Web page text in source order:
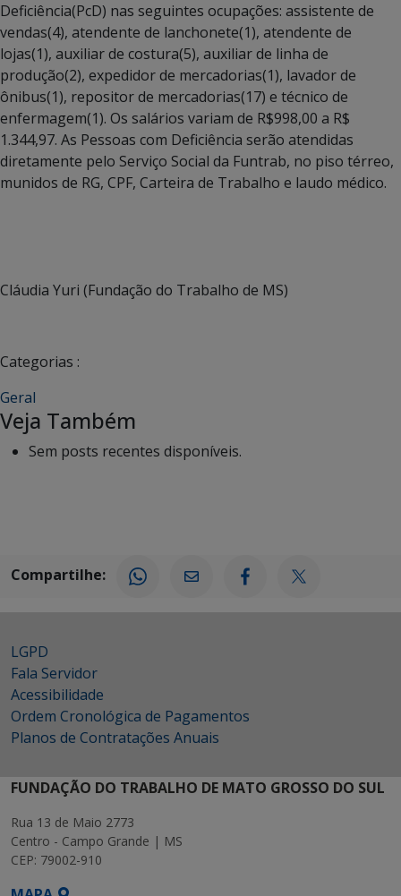
Deficiência(PcD) nas seguintes ocupações: assistente de
vendas(4), atendente de lanchonete(1), atendente de
lojas(1), auxiliar de costura(5), auxiliar de linha de
produção(2), expedidor de mercadorias(1), lavador de
ônibus(1), repositor de mercadorias(17) e técnico de
enfermagem(1). Os salários variam de R$998,00 a R$
1.344,97. As Pessoas com Deficiência serão atendidas
diretamente pelo Serviço Social da Funtrab, no piso térreo,
munidos de RG, CPF, Carteira de Trabalho e laudo médico.
Cláudia Yuri (Fundação do Trabalho de MS)
Categorias :
Geral
Veja Também
Sem posts recentes disponíveis.
Compartilhe:
LGPD
Fala Servidor
Acessibilidade
Ordem Cronológica de Pagamentos
Planos de Contratações Anuais
FUNDAÇÃO DO TRABALHO DE MATO GROSSO DO SUL
Rua 13 de Maio 2773
Centro - Campo Grande | MS
CEP: 79002-910